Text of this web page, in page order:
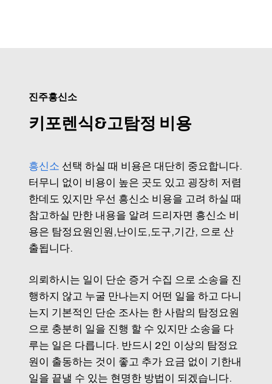
진주흥신소
키포렌식&고탐정 비용
흥신소 선택 하실 때 비용은 대단히 중요합니다.
터무니 없이 비용이 높은 곳도 있고 굉장히 저렴
한데도 있지만 우선 흥신소 비용을 고려 하실 때
참고하실 만한 내용을 알려 드리자면 흥신소 비
용은 탐정요원인원,난이도,도구,기간, 으로 산
출됩니다.
의뢰하시는 일이 단순 증거 수집 으로 소송을 진
행하지 않고 누굴 만나는지 어떤 일을 하고 다니
는지 기본적인 단순 조사는 한 사람의 탐정요원
으로 충분히 일을 진행 할 수 있지만 소송을 다
루는 일은 다릅니다. 반드시 2인 이상의 탐정요
원이 출동하는 것이 좋고 추가 요금 없이 기한내
일을 끝낼 수 있는 현명한 방법이 되겠습니다.